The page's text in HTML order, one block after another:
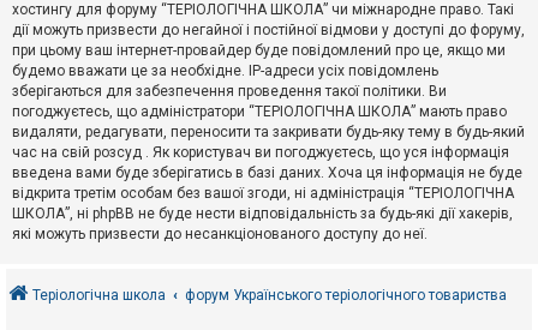
А
к
т
и
в
н
т
е
м
и
о
хостингу для форуму “ТЕРІОЛОГІЧНА ШКОЛА” чи міжнародне право. Такі
дії можуть призвести до негайної і постійної відмови у доступі до форуму,
при цьому ваш інтернет-провайдер буде повідомлений про це, якщо ми
будемо вважати це за необхідне. IP-адреси усіх повідомлень
зберігаються для забезпечення проведення такої політики. Ви
погоджуєтесь, що адміністратори “ТЕРІОЛОГІЧНА ШКОЛА” мають право
видаляти, редагувати, переносити та закривати будь-яку тему в будь-який
час на свій розсуд . Як користувач ви погоджуєтесь, що уся інформація
введена вами буде зберігатись в базі даних. Хоча ця інформація не буде
відкрита третім особам без вашої згоди, ні адміністрація “ТЕРІОЛОГІЧНА
ШКОЛА”, ні phpBB не буде нести відповідальність за будь-які дії хакерів,
які можуть призвести до несанкціонованого доступу до неї.
Теріологічна школа форум Українського теріологічного товариства